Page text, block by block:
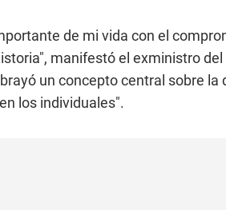
de mi vida con el
manifestó el exministro
un concepto central sobre
los individuales".